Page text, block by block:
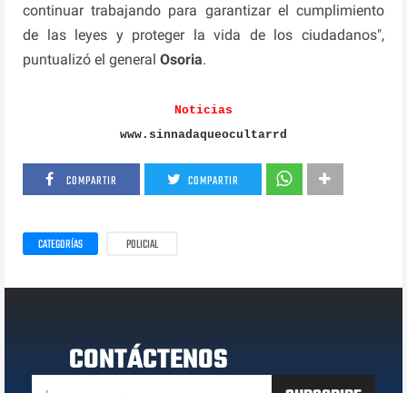
continuar trabajando para garantizar el cumplimiento
de las leyes y proteger la vida de los ciudadanos",
puntualizó el generalOsoria.
Noticias
www.sinnadaqueocultarrd
COMPARTIR COMPARTIR
CATEGORÍAS POLICIAL
CONTÁCTENOS